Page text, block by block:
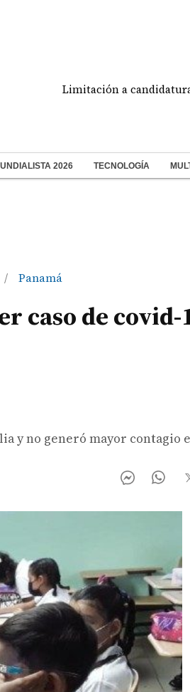
Limitación a candidaturas
2026 TECNOLOGÍA
/ Panamá
caso de covid-
y no generó mayor contagio